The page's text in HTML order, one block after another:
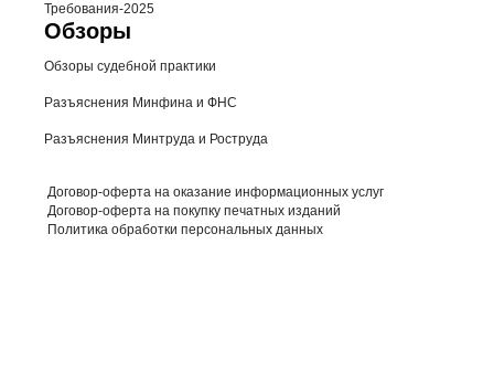
Требования-2025
Обзоры
Обзоры судебной практики
Разъяснения Минфина и ФНС
Разъяснения Минтруда и Роструда
Договор-оферта на оказание информационных услуг
Договор-оферта на покупку печатных изданий
Политика обработки персональных данных